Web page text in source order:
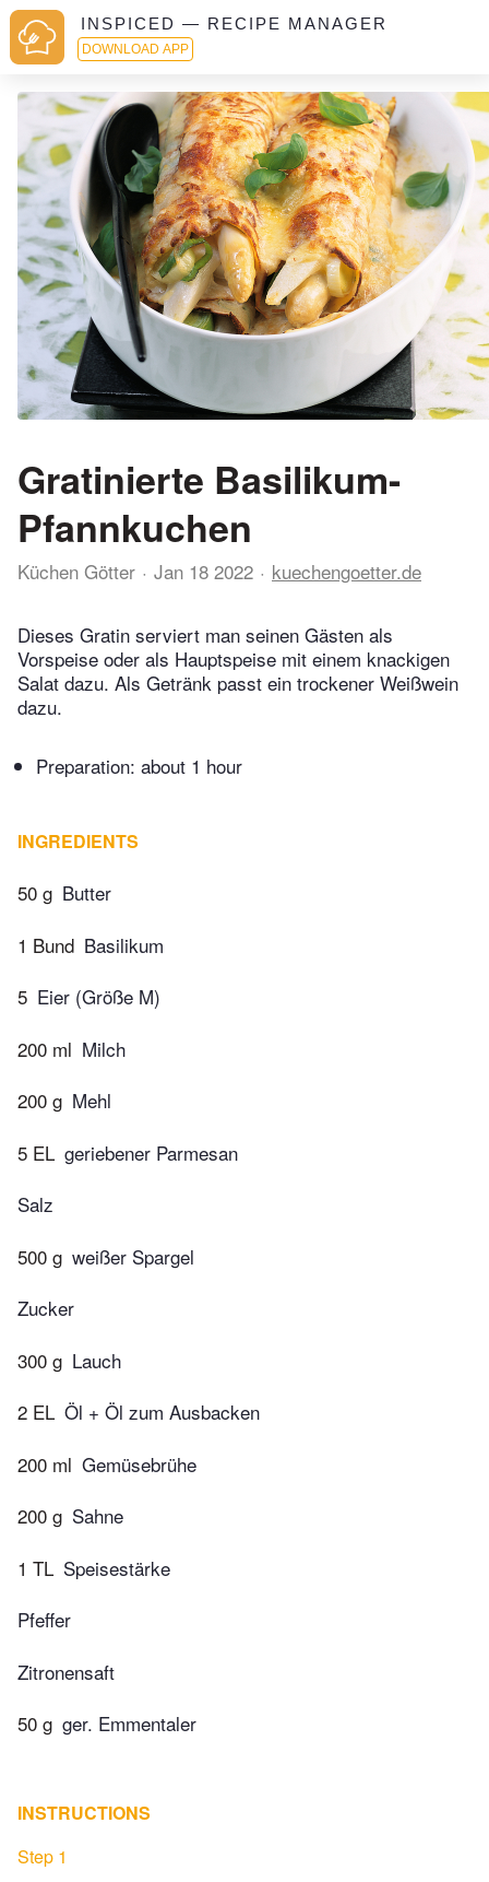
INSPICED — RECIPE MANAGER
DOWNLOAD APP
Gratinierte Basilikum-
Pfannkuchen
Küchen Götter Jan 18 2022 kuechengoetter.de
Dieses Gratin serviert man seinen Gästen als
Vorspeise oder als Hauptspeise mit einem knackigen
Salat dazu. Als Getränk passt ein trockener Weißwein
dazu.
Preparation: about 1 hour
INGREDIENTS
50 g Butter
1 Bund Basilikum
5 Eier (Größe M)
200 ml Milch
200 g Mehl
5 EL geriebener Parmesan
Salz
500 g weißer Spargel
Zucker
300 g Lauch
2 EL Öl + Öl zum Ausbacken
200 ml Gemüsebrühe
200 g Sahne
1 TL Speisestärke
Pfeffer
Zitronensaft
50 g ger. Emmentaler
INSTRUCTIONS
Step 1